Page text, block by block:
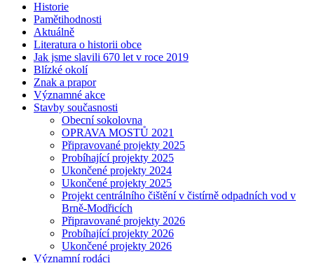
Historie
Pamětihodnosti
Aktuálně
Literatura o historii obce
Jak jsme slavili 670 let v roce 2019
Blízké okolí
Znak a prapor
Významné akce
Stavby současnosti
Obecní sokolovna
OPRAVA MOSTŮ 2021
Připravované projekty 2025
Probíhající projekty 2025
Ukončené projekty 2024
Ukončené projekty 2025
Projekt centrálního čištění v čistírně odpadních vod v
Brně-Modřicích
Připravované projekty 2026
Probíhající projekty 2026
Ukončené projekty 2026
Významní rodáci